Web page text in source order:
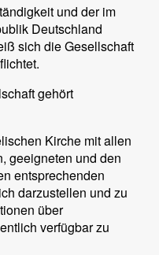
und der im
Deutschland
sich die Gesellschaft
gehört
Kirche mit allen
geeigneten und den
entsprechenden
darzustellen und zu
über
verfügbar zu